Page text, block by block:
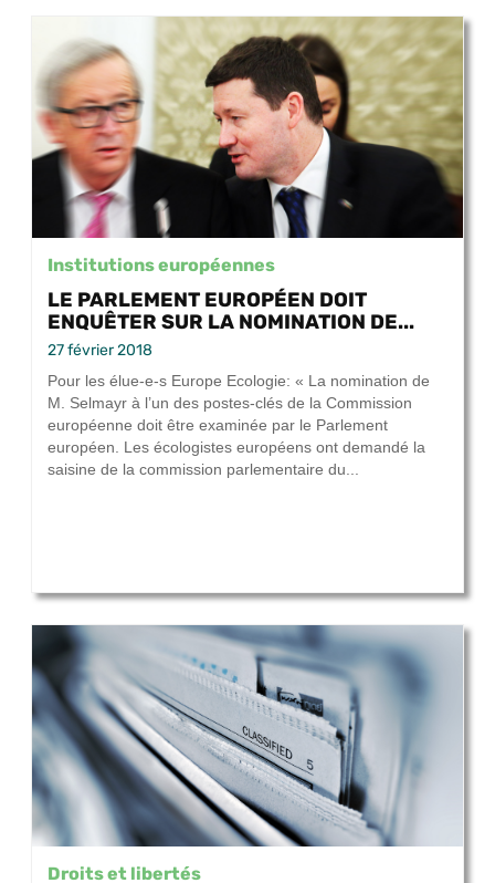
Institutions européennes
LE PARLEMENT EUROPÉEN DOIT
ENQUÊTER SUR LA NOMINATION DE...
27 février 2018
Pour les élue-e-s Europe Ecologie: « La nomination de
M. Selmayr à l’un des postes-clés de la Commission
européenne doit être examinée par le Parlement
européen. Les écologistes européens ont demandé la
saisine de la commission parlementaire du...
Droits et libertés